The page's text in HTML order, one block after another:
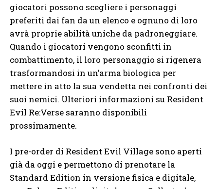
giocatori possono scegliere i personaggi
preferiti dai fan da un elenco e ognuno di loro
avrà proprie abilità uniche da padroneggiare.
Quando i giocatori vengono sconfitti in
combattimento, il loro personaggio si rigenera
trasformandosi in un’arma biologica per
mettere in atto la sua vendetta nei confronti dei
suoi nemici. Ulteriori informazioni su Resident
Evil Re:Verse saranno disponibili
prossimamente.
I pre-order di Resident Evil Village sono aperti
già da oggi e permettono di prenotare la
Standard Edition in versione fisica e digitale,